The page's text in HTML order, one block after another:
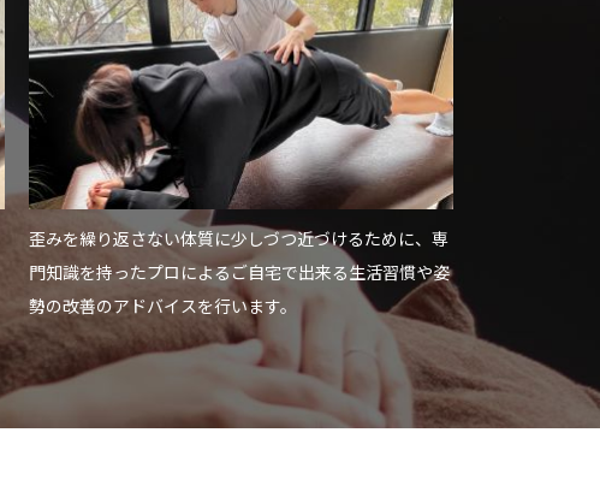
歪みを繰り返さない体質に少しづつ近づけるために、専
門知識を持ったプロによるご自宅で出来る生活習慣や姿
勢の改善のアドバイスを行います。